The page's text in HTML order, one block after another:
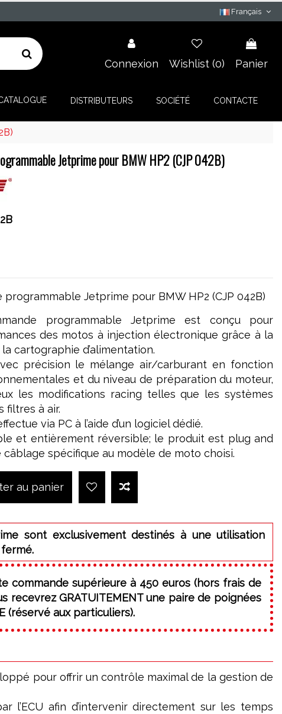
Français
Connexion Wishlist (0) Panier
DISTRIBUTEURS SOCIÉTÉ CONTACTE
Jetprime pour BMW HP2 (CJP 042B)
Jetprime pour BMW HP2 (CJP 042B)
programmable Jetprime est conçu pour
des motos à injection électronique grâce à la
cartographie d’alimentation.
précision le mélange air/carburant en fonction
et du niveau de préparation du moteur,
les modifications racing telles que les systèmes
filtres à air.
via PC à l’aide d’un logiciel dédié.
et entièrement réversible; le produit est plug and
spécifique au modèle de moto choisi.
au panier
sont exclusivement destinés à une utilisation
commande supérieure à 450 euros (hors frais de
recevrez GRATUITEMENT une paire de poignées
(réservé aux particuliers).
pour offrir un contrôle maximal de la gestion de
l’ECU afin d’intervenir directement sur les temps